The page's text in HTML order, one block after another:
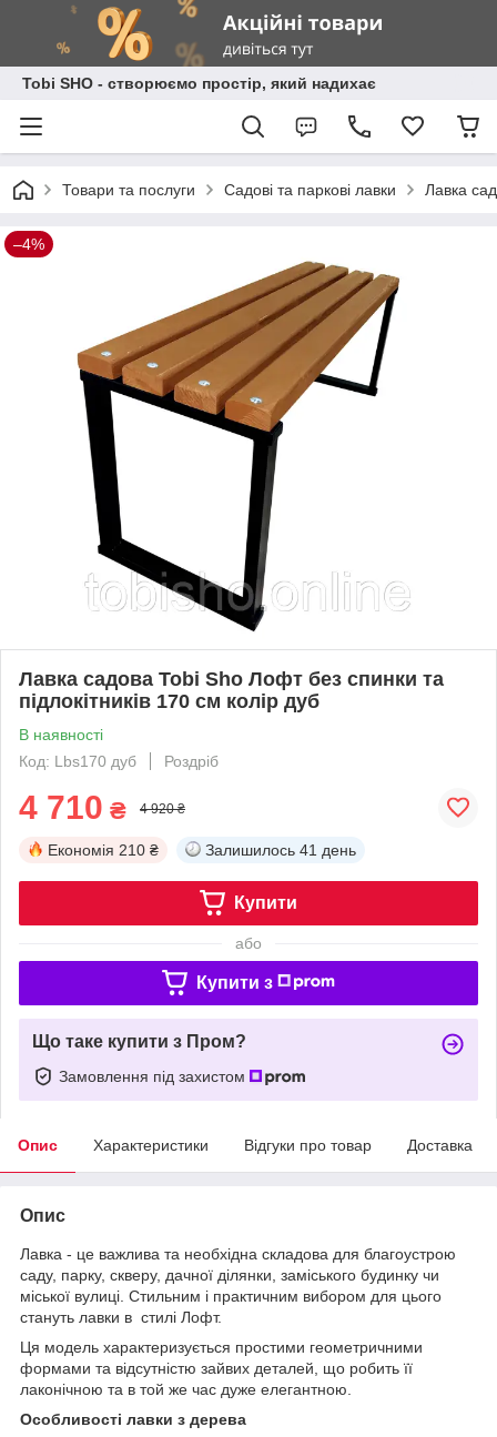
Tobi SHO - створюємо простір, який надихає
Товари та послуги Садові та паркові лавки Лавка
–4%
Лавка садова Tobi Sho Лофт без спинки та
підлокітників 170 см колір дуб
В наявності
Код: Lbs170 дуб
Роздріб
4 710 ₴ 4 920 ₴
Економія 210 ₴ Залишилось 41 день
Купити
або
Купити з
Що таке купити з Пром?
Замовлення під захистом
Опис Характеристики Відгуки про товар Доставка
Опис
Лавка - це важлива та необхідна складова для благоустрою
саду, парку, скверу, дачної ділянки, заміського будинку чи
міської вулиці. Стильним і практичним вибором для цього
стануть лавки в стилі Лофт.
Ця модель характеризується простими геометричними
формами та відсутністю зайвих деталей, що робить її
лаконічною та в той же час дуже елегантною.
Особливості лавки з дерева